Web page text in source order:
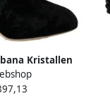
Kristallen
Velvet Laarzen
Dames